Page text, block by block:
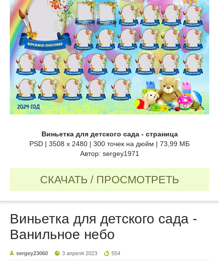
Виньетка для детского сада - страница
PSD | 3508 x 2480 | 300 точек на дюйм | 73,99 МБ
Автор: sergey1971
СКАЧАТЬ / ПРОСМОТРЕТЬ
Виньетка для детского сада -
Ванильное небо
sergey23060 3 апреля 2023 554